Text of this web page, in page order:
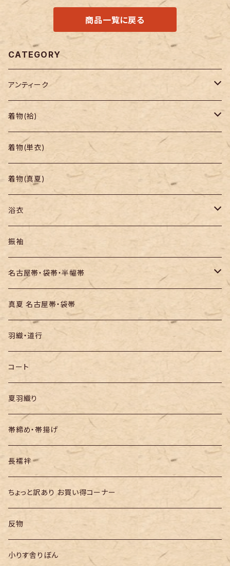
商品一覧に戻る
CATEGORY
アンティーク
着物
帯
羽織り・道行
着物(袷)
小紋
色無地・江戸小紋
紬
訪問着・付下
お召し
着物(単衣)
着物(真夏)
浴衣
セオα・ポリ
木綿・綿麻
絞りの浴衣
振袖
名古屋帯・袋帯・半幅帯
名古屋帯
袋帯
半幅帯
真夏 名古屋帯・袋帯
羽織・道行
コート
夏羽織り
帯締め・帯揚げ
長襦袢
ちょっと訳あり お買い得コーナー
反物
小りす舎りぼん